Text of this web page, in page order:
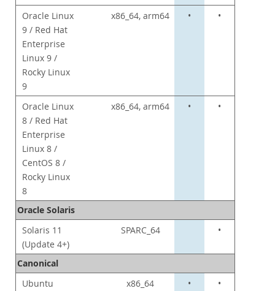
ドキュメント
デベロッパー ゾーン
Oracle Linux
9 / Red Hat
Enterprise
Linux 9 /
Rocky Linux
9
x86_64, arm64 • •
Oracle Linux
8 / Red Hat
Enterprise
Linux 8 /
CentOS 8 /
Rocky Linux
8
x86_64, arm64 • •
Oracle Solaris
Solaris 11
(Update 4+)
SPARC_64 •
Canonical
Ubuntu
x86_64 • •